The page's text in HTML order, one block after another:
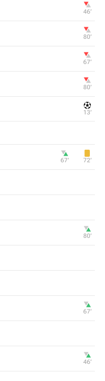
46‎’‎
80‎’‎
67‎’‎
80‎’‎
13‎’‎
67‎’‎ 72‎’‎
80‎’‎
67‎’‎
46‎’‎